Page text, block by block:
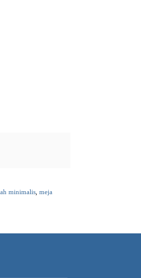
minimalis meja